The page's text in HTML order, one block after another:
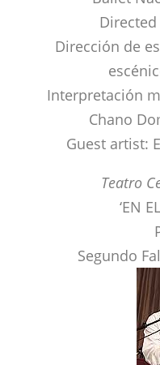
Interpretación
Chano
Guest artist:
Teatro
‘EN
Segundo
Teatro